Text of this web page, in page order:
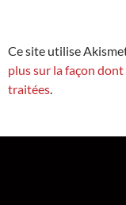
Ce site utilise
plus sur la façon
traitées.